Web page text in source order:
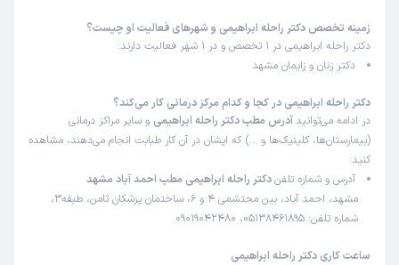
کاربر دکترتو
این پزشک را پیشنهاد میکنم
زمان انتظار: بیش از 90 دقیقه
دکتر عالی همه چی خوب فقط خیلی معطلی داشت حدود سه
ساعت معطل شدیم
علت مراجعه: مراقبت‌های بارداری و زایمان طبیعی یا سزارین
زمینه تخصص دکتر راحله ابراهیمی و شهرهای فعالیت او چیست؟
دکتر راحله ابراهیمی در 1 تخصص و در 1 شهر فعالیت دارند:
دکتر زنان و زایمان مشهد
دکتر راحله ابراهیمی در کجا و کدام مرکز درمانی کار می‌کند؟
در ادامه می‌توانید آدرس مطب دکتر راحله ابراهیمی و سایر مراکز درمانی
(بیمارستان‌ها، کلینیک‌ها و …) که ایشان در آن کار طبابت انجام می‌دهند، مشاهده
کنید:
آدرس و شماره تلفندکتر راحله ابراهیمی مطب احمد آباد مشهد
مشهد، احمد آباد، بین محتشمی 4 و 6، ساختمان پزشکان ثامن، طبقه3،
شماره تلفن: 05138461895، 09019042480
ساعت کاری دکتر راحله ابراهیمی